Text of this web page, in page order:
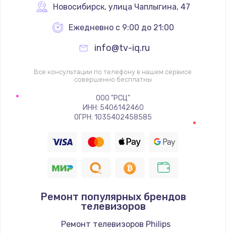
Заказать
1400 руб.
Заказать
Восстановление цепи питания, пайка
880 руб.
390 руб.
Замена Bluetooth/Wi-Fi модуля
800 руб.
Новосибирск, улица Чаплыгина, 47
Ежедневно с 9:00 до 21:00
info@tv-iq.ru
Все консультации по телефону в нашем сервисе
совершенно бесплатны
ООО "РСЦ"
ИНН: 5406142460
ОГРН: 1035402458585
Ремонт популярных брендов
телевизоров
Ремонт телевизоров Philips